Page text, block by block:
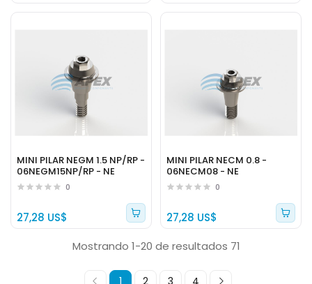
MINI PILAR NEGM 1.5 NP/RP -
06NEGM15NP/RP - NE
0
27,28 US$
MINI PILAR NECM 0.8 -
06NECM08 - NE
0
27,28 US$
Mostrando 1-20 de resultados 71
1 2 3 4